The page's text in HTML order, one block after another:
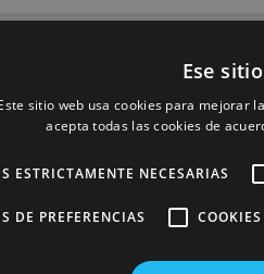
Ese
sitio web usa cookies para mejorar
acepta todas las cookies de
ESTRICTAMENTE NECESARIAS
DE PREFERENCIAS